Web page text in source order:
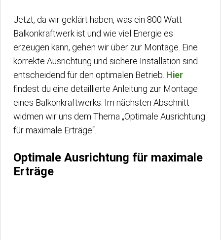
Jetzt, da wir geklärt haben, was ein 800 Watt
Balkonkraftwerk ist und wie viel Energie es
erzeugen kann, gehen wir über zur Montage. Eine
korrekte Ausrichtung und sichere Installation sind
entscheidend für den optimalen Betrieb. Hier
findest du eine detaillierte Anleitung zur Montage
eines Balkonkraftwerks. Im nächsten Abschnitt
widmen wir uns dem Thema „Optimale Ausrichtung
für maximale Erträge“.
Optimale Ausrichtung für maximale
Erträge